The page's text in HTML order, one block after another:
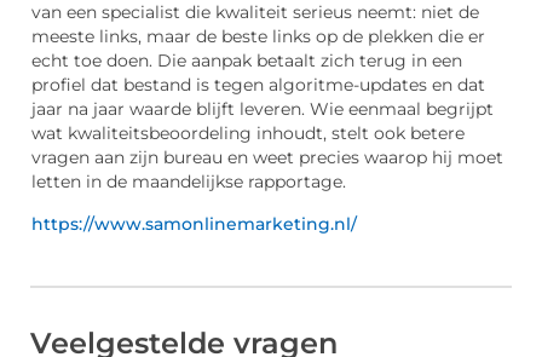
van een specialist die kwaliteit serieus neemt: niet de
meeste links, maar de beste links op de plekken die er
echt toe doen. Die aanpak betaalt zich terug in een
profiel dat bestand is tegen algoritme-updates en dat
jaar na jaar waarde blijft leveren. Wie eenmaal begrijpt
wat kwaliteitsbeoordeling inhoudt, stelt ook betere
vragen aan zijn bureau en weet precies waarop hij moet
letten in de maandelijkse rapportage.
https://www.samonlinemarketing.nl/
Veelgestelde vragen